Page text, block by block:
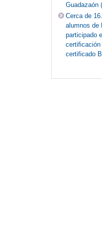
Guadazaón
Cerca de
alumnos de
participado
certificación
certificado